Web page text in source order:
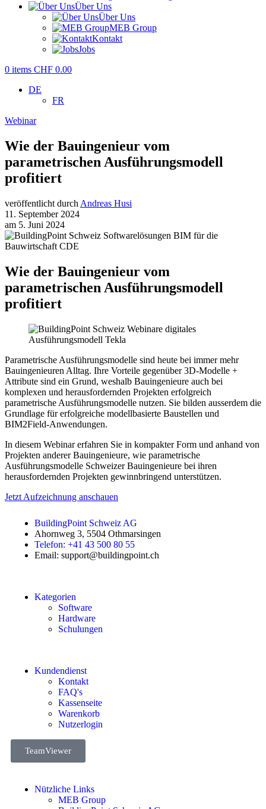
Über Uns
Über Uns
MEB Group
Kontakt
Jobs
0 items CHF 0.00
DE
FR
Webinar
Wie der Bauingenieur vom
parametrischen Ausführungsmodell
profitiert
veröffentlicht durch Andreas Husi
11. September 2024
am 5. Juni 2024
Wie der Bauingenieur vom
parametrischen Ausführungsmodell
profitiert
Parametrische Ausführungsmodelle sind heute bei immer mehr
Bauingenieuren Alltag. Ihre Vorteile gegenüber 3D-Modelle +
Attribute sind ein Grund, weshalb Bauingenieure auch bei
komplexen und herausfordernden Projekten erfolgreich
parametrische Ausführungsmodelle nutzen. Sie bilden ausserdem die
Grundlage für erfolgreiche modellbasierte Baustellen und
BIM2Field-Anwendungen.
In diesem Webinar erfahren Sie in kompakter Form und anhand von
Projekten anderer Bauingenieure, wie parametrische
Ausführungsmodelle Schweizer Bauingenieure bei ihren
herausfordernden Projekten gewinnbringend unterstützen.
Jetzt Aufzeichnung anschauen
BuildingPoint Schweiz AG
Ahornweg 3, 5504 Othmarsingen
Telefon: +41 43 500 80 55
Email: support@buildingpoint.ch
Kategorien
Software
Hardware
Schulungen
Kundendienst
Kontakt
FAQ's
Kassenseite
Warenkorb
Nutzerlogin
TeamViewer
Nützliche Links
MEB Group